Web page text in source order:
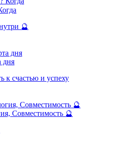
🔮
дня
к счастью и успеху
Совместимость 🔮